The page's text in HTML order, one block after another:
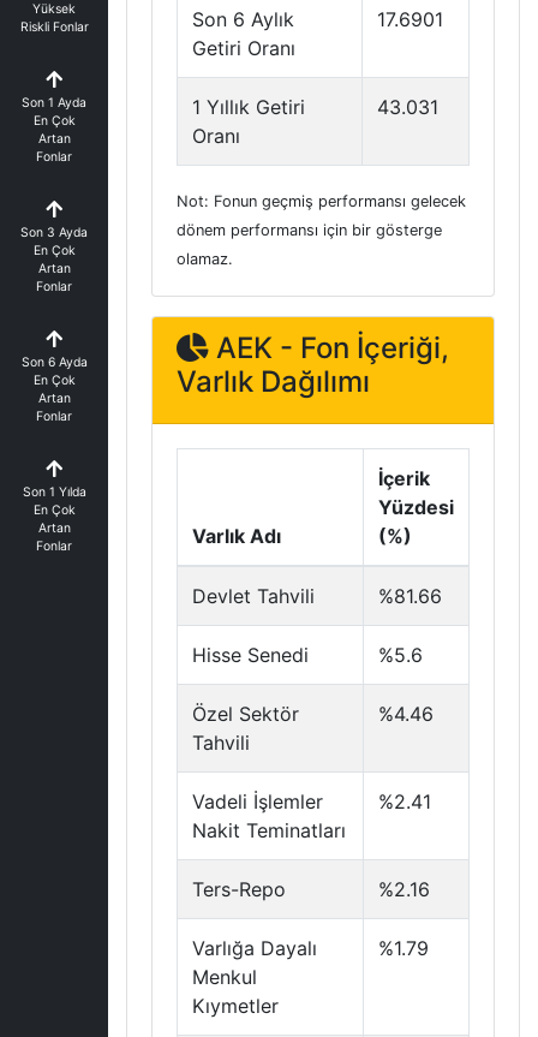
Yüksek
Riskli Fonlar
Son 1 Ayda
En Çok
Artan
Fonlar
Son 3 Ayda
En Çok
Artan
Fonlar
Son 6 Ayda
En Çok
Artan
Fonlar
Son 1 Yılda
En Çok
Artan
Fonlar
Son 6 Aylık
Getiri Oranı
17.6901
1 Yıllık Getiri
Oranı
43.031
Not: Fonun geçmiş performansı gelecek
dönem performansı için bir gösterge
olamaz.
AEK - Fon İçeriği,
Varlık Dağılımı
Varlık Adı
İçerik
Yüzdesi
(%)
Devlet Tahvili %81.66
Hisse Senedi %5.6
Özel Sektör
Tahvili
%4.46
Vadeli İşlemler
Nakit Teminatları
%2.41
Ters-Repo %2.16
Varlığa Dayalı
Menkul
Kıymetler
%1.79